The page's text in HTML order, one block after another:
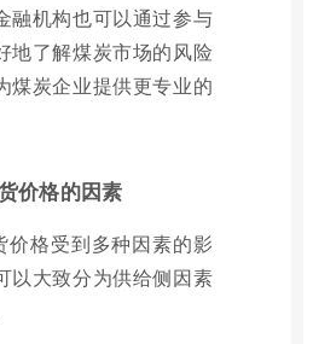
融机构也可以通过参与
地了解煤炭市场的风险
煤炭企业提供更专业的
价格的因素
价格受到多种因素的影
以大致分为供给侧因素